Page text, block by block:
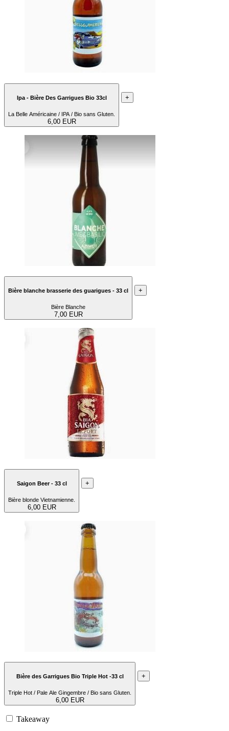
Ipa - Bière Des Garrigues Bio 33cl
La Belle Américaine / IPA / Bio sans Gluten.
6,00 EUR
+
Bière blanche brasserie des guarigues - 33 cl
Bière Blanche
7,00 EUR
+
Saigon Beer - 33 cl
Bière blonde Vietnamienne.
6,00 EUR
+
Bière des Garrigues Bio Triple Hot -33 cl
Triple Hot / Pale Ale Gingembre / Bio sans Gluten.
6,00 EUR
+
Takeaway